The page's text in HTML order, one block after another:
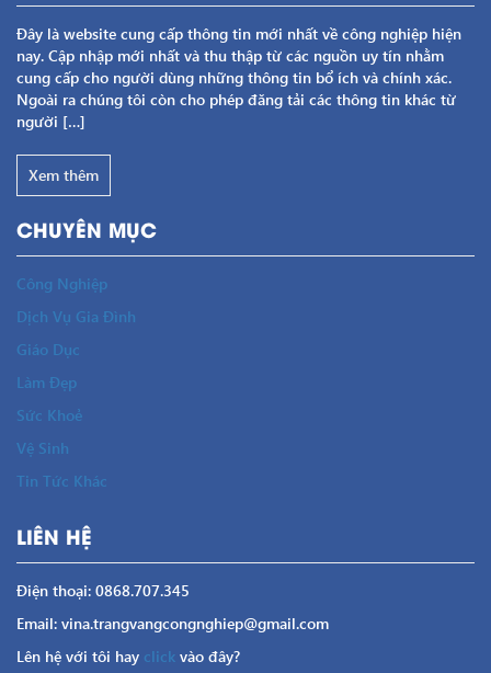
Đây là website cung cấp thông tin mới nhất về công nghiệp hiện
nay. Cập nhập mới nhất và thu thập từ các nguồn uy tín nhằm
cung cấp cho người dùng những thông tin bổ ích và chính xác.
Ngoài ra chúng tôi còn cho phép đăng tải các thông tin khác từ
người […]
Xem thêm
CHUYÊN MỤC
Công Nghiệp
Dịch Vụ Gia Đình
Giáo Dục
Làm Đẹp
Sức Khoẻ
Vệ Sinh
Tin Tức Khác
LIÊN HỆ
Điện thoại: 0868.707.345
Email: vina.trangvangcongnghiep@gmail.com
Lên hệ với tôi hay click vào đây?